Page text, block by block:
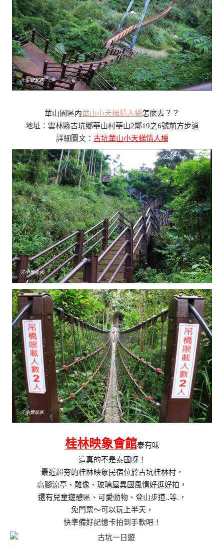
華山園區內華山小天梯情人橋怎麼去？？
地址：雲林縣古坑鄉華山村華山2鄰19之6號前方步道
詳細圖文： 古坑華山小天梯情人橋
桂林映象會館泰有味
這真的不是泰國呀！
最近超夯的桂林映象民宿位於古坑桂林村，
高腳涼亭、雕像、玻璃屋異國風情好逛好拍，
還有兒童遊憩區、可愛動物、登山步道..等.，
免門票～可以玩上半天，
快準備好記憶卡拍到手軟吧！